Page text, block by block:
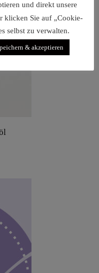
und direkt unsere
klicken Sie auf „Cookie-
selbst zu verwalten.
& akzeptieren